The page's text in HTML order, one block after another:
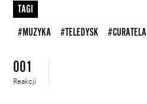
TAGI
#MUZYKA #TELEDYSK #CURATELA
001
Reakcji